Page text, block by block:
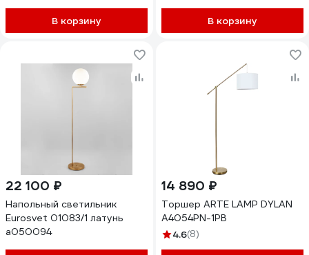
В корзину В корзину
22 100 ₽
Напольный светильник
Eurosvet 01083/1 латунь
a050094
14 890 ₽
Торшер ARTE LAMP DYLAN
A4054PN-1PB
4.6(8)